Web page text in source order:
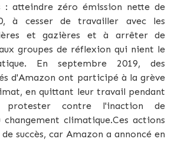
: atteindre zéro émission nette de
à cesser de travailler avec les
et gazières et à arrêter de
groupes de réflexion qui nient le
En septembre 2019, des
d'Amazon ont participé à la grève
en quittant leur travail pendant
contre l'inaction de
climatique.Ces actions
succès, car Amazon a annoncé en